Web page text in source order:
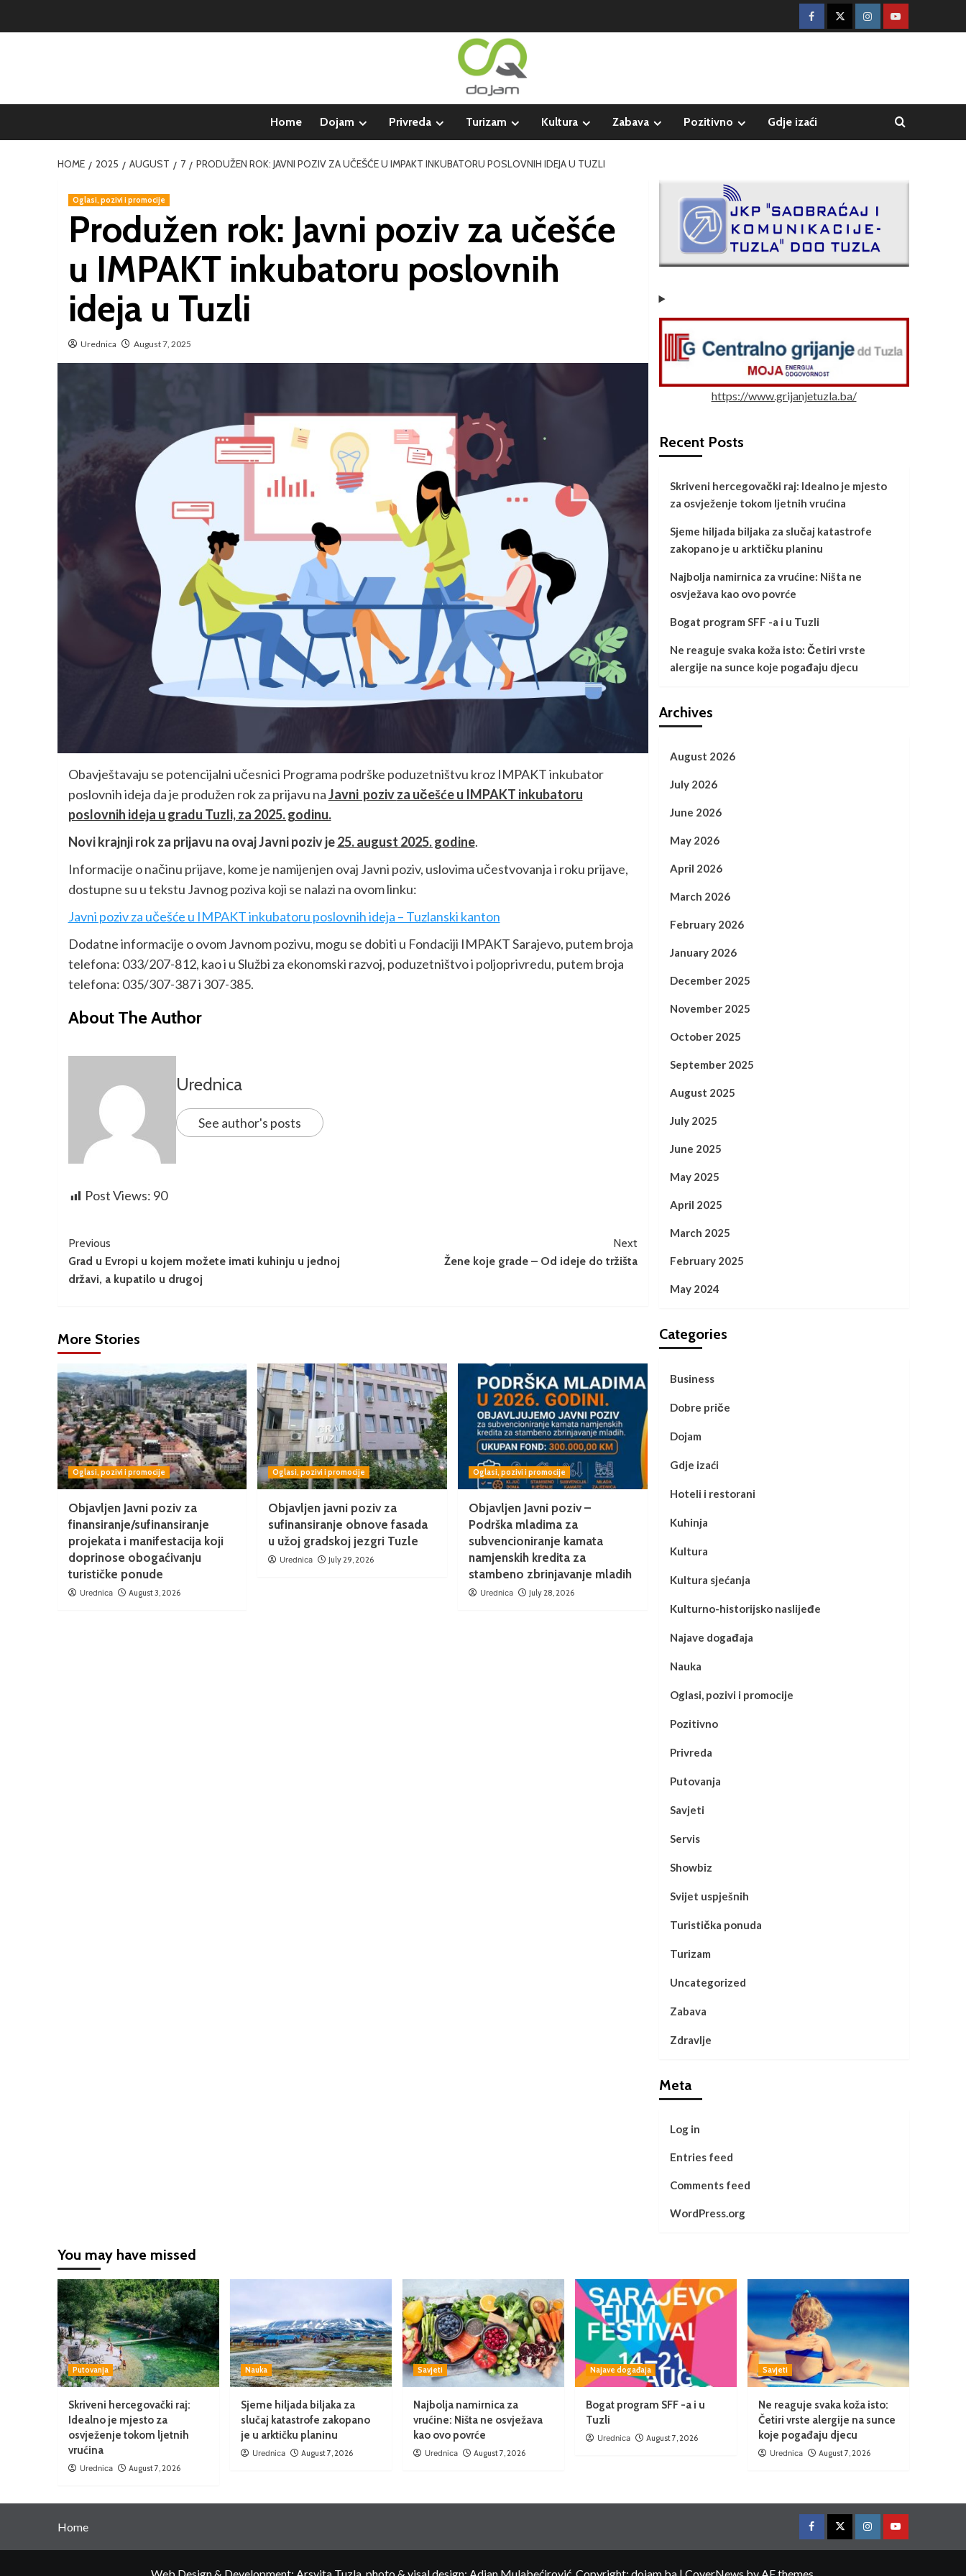
Home Dojam Privreda Turizam Kultura Zabava Pozitivno Gdje izaći
HOME 2025 AUGUST 7 PRODUŽEN ROK: JAVNI POZIV ZA UČEŠĆE U IMPAKT INKUBATORU POSLOVNIH IDEJA U TUZLI
Oglasi, pozivi i promocije
Produžen rok: Javni poziv za učešće
u IMPAKT inkubatoru poslovnih
ideja u Tuzli
Urednica August 7, 2025
Obavještavaju se potencijalni učesnici Programa podrške poduzetništvu kroz IMPAKT inkubator
poslovnih ideja da je produžen rok za prijavu naJavni pozivza učešće u IMPAKT inkubatoru
poslovnih ideja u gradu Tuzli, za 2025. godinu.
Novi krajnji rok za prijavu na ovaj Javni poziv je 25. august 2025. godine.
Informacije o načinu prijave, kome je namijenjen ovaj Javni poziv, uslovima učestvovanja i roku prijave,
dostupne su u tekstu Javnog poziva koji se nalazi na ovom linku:
Javni poziv za učešće u IMPAKT inkubatoru poslovnih ideja – Tuzlanski kanton
Dodatne informacije o ovom Javnom pozivu, mogu se dobiti u Fondaciji IMPAKT Sarajevo, putem broja
telefona: 033/207-812, kao i u Službi za ekonomski razvoj, poduzetništvo i poljoprivredu, putem broja
telefona: 035/307-387 i 307-385.
About The Author
Urednica
See author's posts
Post Views: 90
Previous
Grad u Evropi u kojem možete imati kuhinju u jednoj
državi, a kupatilo u drugoj
Next
Žene koje grade – Od ideje do tržišta
More Stories
Oglasi, pozivi i promocije
Objavljen Javni poziv za
finansiranje/sufinansiranje
projekata i manifestacija koji
doprinose obogaćivanju
turističke ponude
Urednica August 3, 2026
Oglasi, pozivi i promocije
Objavljen javni poziv za
sufinansiranje obnove fasada
u užoj gradskoj jezgri Tuzle
Urednica July 29, 2026
Oglasi, pozivi i promocije
Objavljen Javni poziv –
Podrška mladima za
subvencioniranje kamata
namjenskih kredita za
stambeno zbrinjavanje mladih
Urednica July 28, 2026
https://www.grijanjetuzla.ba/
Recent Posts
Skriveni hercegovački raj: Idealno je mjesto
za osvježenje tokom ljetnih vrućina
Sjeme hiljada biljaka za slučaj katastrofe
zakopano je u arktičku planinu
Najbolja namirnica za vrućine: Ništa ne
osvježava kao ovo povrće
Bogat program SFF -a i u Tuzli
Ne reaguje svaka koža isto: Četiri vrste
alergije na sunce koje pogađaju djecu
Archives
August 2026
July 2026
June 2026
May 2026
April 2026
March 2026
February 2026
January 2026
December 2025
November 2025
October 2025
September 2025
August 2025
July 2025
June 2025
May 2025
April 2025
March 2025
February 2025
May 2024
Categories
Business
Dobre priče
Dojam
Gdje izaći
Hoteli i restorani
Kuhinja
Kultura
Kultura sjećanja
Kulturno-historijsko naslijeđe
Najave događaja
Nauka
Oglasi, pozivi i promocije
Pozitivno
Privreda
Putovanja
Savjeti
Servis
Showbiz
Svijet uspješnih
Turistička ponuda
Turizam
Uncategorized
Zabava
Zdravlje
Meta
Log in
Entries feed
Comments feed
WordPress.org
You may have missed
Putovanja
Skriveni hercegovački raj:
Idealno je mjesto za
osvježenje tokom ljetnih
vrućina
Urednica August 7, 2026
Nauka
Sjeme hiljada biljaka za
slučaj katastrofe zakopano
je u arktičku planinu
Urednica August 7, 2026
Savjeti
Najbolja namirnica za
vrućine: Ništa ne osvježava
kao ovo povrće
Urednica August 7, 2026
Najave događaja
Bogat program SFF -a i u
Tuzli
Urednica August 7, 2026
Savjeti
Ne reaguje svaka koža isto:
Četiri vrste alergije na sunce
koje pogađaju djecu
Urednica August 7, 2026
Home